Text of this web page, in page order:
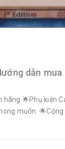
dẫn mua
hãng 🌟Phụ kiện
muốn.